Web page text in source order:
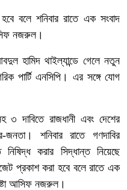
বলে শনিবার রাতে এক সংবাদ
নজরুল।
হামিদ থাইল্যান্ডে গেলে নতুন
পার্টি এনসিপি। এর সঙ্গে যোগ
দাবিতে রাজধানী এবং দেশের
শনিবার রাতে গণদাবির
নিষিদ্ধ করার সিদ্ধান্ত নিয়েছে
প্রকাশ করা হবে বলে রাতে এক
আসিফ নজরুল।